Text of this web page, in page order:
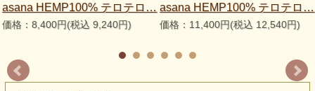
asana HEMP100% テロテロ…
価格：8,400円(税込 9,240円)
asana HEMP100% テロテロ…
価格：11,400円(税込 12,540円)